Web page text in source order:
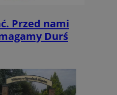
Przed nami
Durś